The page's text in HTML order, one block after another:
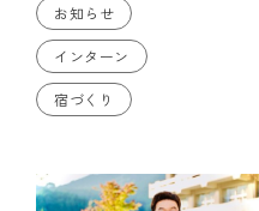
お知らせ
インターン
宿づくり